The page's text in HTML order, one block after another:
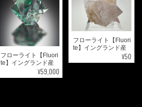
フローライト【Fluori
te】イングランド産
¥59,000
フローライト【Fluori
te】イングランド産
¥50